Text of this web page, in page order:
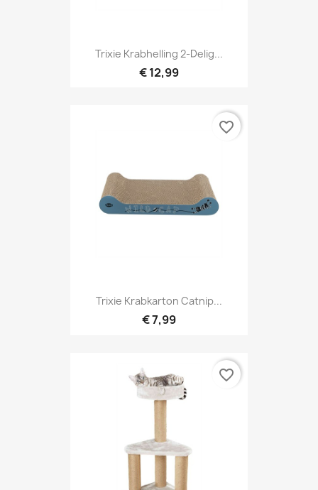
Trixie Krabhelling 2-Delig...
€ 12,99
Trixie Krabkarton Catnip...
€ 7,99
favorite_border
favorite_border